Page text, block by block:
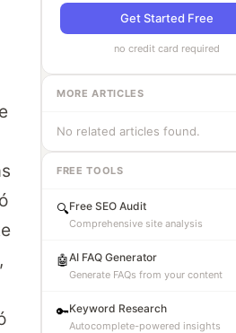
Get Started Free
no credit card required
MORE ARTICLES
No related articles found.
FREE TOOLS
🔍Free SEO Audit
Comprehensive site analysis
🤖AI FAQ Generator
Generate FAQs from your content
🔑Keyword Research
Autocomplete-powered insights